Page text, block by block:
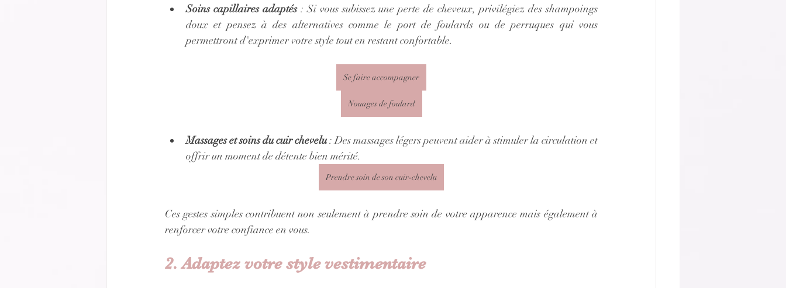
Soins capillaires adaptés : Si vous subissez une perte de cheveux, privilégiez des shampoings
doux et pensez à des alternatives comme le port de foulards ou de perruques qui vous
permettront d'exprimer votre style tout en restant confortable.
Se faire accompagner
Nouages de foulard
Massages et soins du cuir chevelu : Des massages légers peuvent aider à stimuler la circulation et
offrir un moment de détente bien mérité.
Prendre soin de son cuir-chevelu
Ces gestes simples contribuent non seulement à prendre soin de votre apparence mais également à
renforcer votre confiance en vous.
2. Adaptez votre style vestimentaire